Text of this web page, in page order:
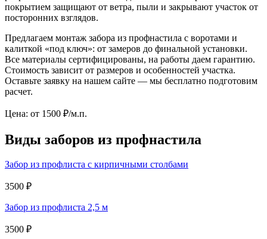
покрытием защищают от ветра, пыли и закрывают участок от
посторонних взглядов.
Предлагаем монтаж забора из профнастила с воротами и
калиткой «под ключ»: от замеров до финальной установки.
Все материалы сертифицированы, на работы даем гарантию.
Стоимость зависит от размеров и особенностей участка.
Оставьте заявку на нашем сайте — мы бесплатно подготовим
расчет.
Цена: от 1500 ₽/м.п.
Виды заборов из профнастила
Забор из профлиста с кирпичными столбами
3500 ₽
Забор из профлиста 2,5 м
3500 ₽